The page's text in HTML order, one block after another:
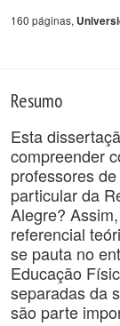
160 páginas,
Resumo
Esta
compreender
professores
particular da
Alegre?
referencial
se pauta no
Educação
separadas da
são parte